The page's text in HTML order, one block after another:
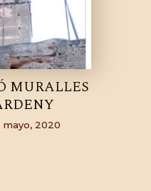
MURALLES
mayo, 2020